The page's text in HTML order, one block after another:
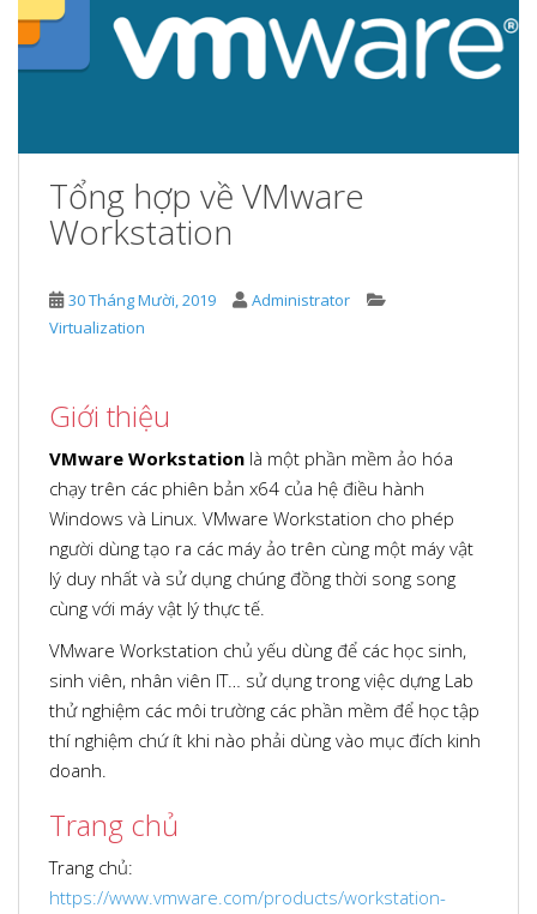
Tổng hợp về VMware
Workstation
30 Tháng Mười, 2019
Administrator
Virtualization
Giới thiệu
VMware Workstation là một phần mềm ảo hóa
chạy trên các phiên bản x64 của hệ điều hành
Windows và Linux. VMware Workstation cho phép
người dùng tạo ra các máy ảo trên cùng một máy vật
lý duy nhất và sử dụng chúng đồng thời song song
cùng với máy vật lý thực tế.
VMware Workstation chủ yếu dùng để các học sinh,
sinh viên, nhân viên IT… sử dụng trong việc dựng Lab
thử nghiệm các môi trường các phần mềm để học tập
thí nghiệm chứ ít khi nào phải dùng vào mục đích kinh
doanh.
Trang chủ
Trang chủ:
https://www.vmware.com/products/workstation-